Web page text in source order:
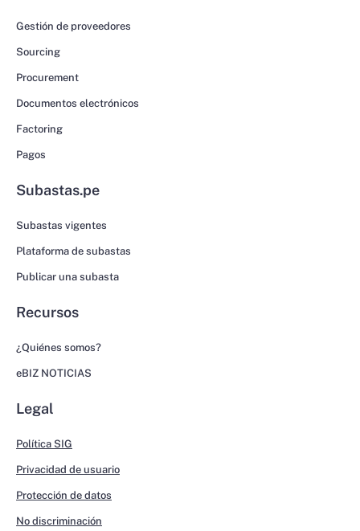
Gestión de proveedores
Sourcing
Procurement
Documentos electrónicos
Factoring
Pagos
Subastas.pe
Subastas vigentes
Plataforma de subastas
Publicar una subasta
Recursos
¿Quiénes somos?
eBIZ NOTICIAS
Legal
Política SIG
Privacidad de usuario
Protección de datos
No discriminación